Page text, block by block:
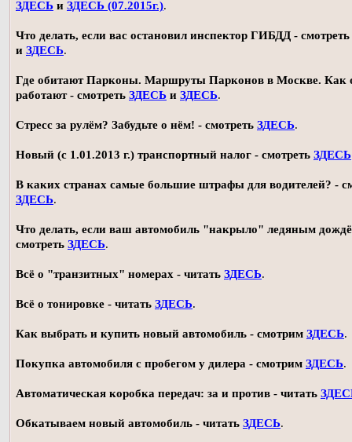
ЗДЕСЬ и ЗДЕСЬ (07.2015г.).
Что делать, если вас остановил инспектор ГИБДД - смотреть
и ЗДЕСЬ.
Где обитают Парконы. Маршруты Парконов в Москве. Как
работают - смотреть ЗДЕСЬ и ЗДЕСЬ.
Стресс за рулём? Забудьте о нём! - смотреть ЗДЕСЬ.
Новый (с 1.01.2013 г.) транспортный налог - смотреть ЗДЕСЬ
В каких странах самые большие штрафы для водителей? -
ЗДЕСЬ.
Что делать, если ваш автомобиль "накрыло" ледяным
смотреть ЗДЕСЬ.
Всё о "транзитных" номерах - читать ЗДЕСЬ.
Всё о тонировке - читать ЗДЕСЬ.
Как выбрать и купить новый автомобиль - смотрим ЗДЕСЬ.
Покупка автомобиля с пробегом у дилера - смотрим ЗДЕСЬ.
Автоматическая коробка передач: за и против - читать
Обкатываем новый автомобиль - читать ЗДЕСЬ.